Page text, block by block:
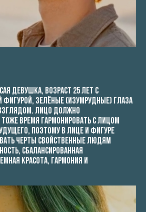
девушка, возраст 25 лет с
фигурой, зелёные (изумрудные) глаза
Лицо должно
тоже время гармонировать с лицом
поэтому в лице и фигуре
черты свойственные людям
сбалансированная
красота, гармония и